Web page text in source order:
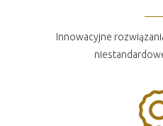
Innowacyjne